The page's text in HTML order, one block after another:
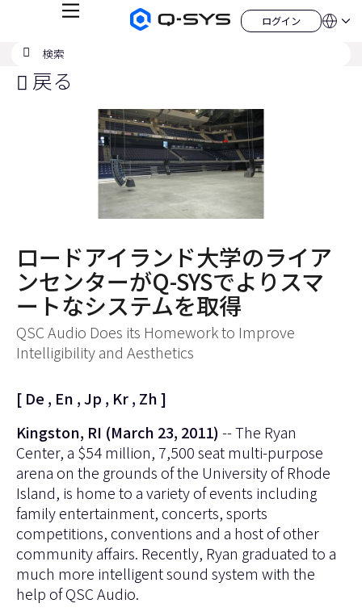
Q-
製
品
ホ
ー
ム
ペ
ー
メ
ュ
ー
ログイン
ロ
グ
言
QSYS.com (English)
India (English)
Deutsch
の
戻る
ロードアイランド大学のライア
ンセンターがQ-SYSでよりスマ
ートなシステムを取得
QSC Audio Does its Homework to Improve
Intelligibility and Aesthetics
[ De, En ,Jp , Kr, Zh]
Kingston, RI (March 23, 2011)-- The Ryan
Center, a $54 million, 7,500 seat multi-purpose
arena on the grounds of the University of Rhode
Island, is home to a variety of events including
family entertainment, concerts, sports
competitions, conventions and a host of other
community affairs. Recently, Ryan graduated to a
much more intelligent sound system with the
help of QSC Audio.